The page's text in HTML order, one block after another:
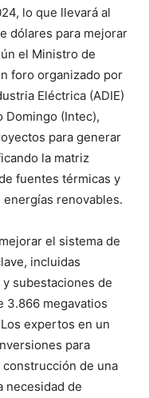
lo que llevará al
dólares para mejorar
el Ministro de
foro organizado por
Eléctrica (ADIE)
Domingo (Intec),
para generar
la matriz
fuentes térmicas y
renovables.
el sistema de
incluidas
subestaciones de
3.866 megavatios
expertos en un
para
de una
necesidad de